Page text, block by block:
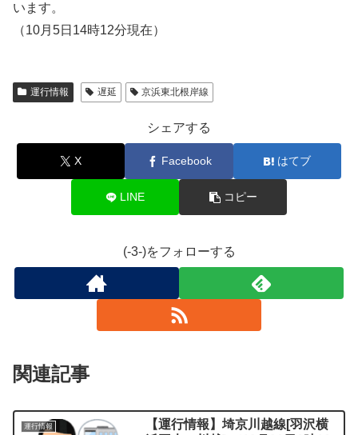
います。
（10月5日14時12分現在）
運行情報 遅延 京浜東北根岸線
シェアする
X Facebook はてブ
LINE コピー
(-3-)をフォローする
関連記事
運行情報
【運行情報】埼京川越線[羽沢横